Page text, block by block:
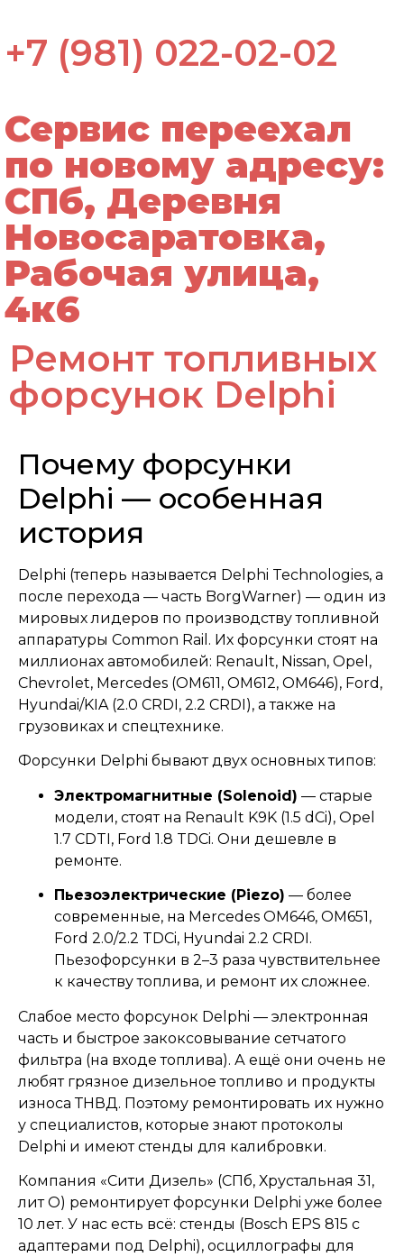
+7 (981) 022-02-02
Сервис переехал
по новому адресу:
СПб, Деревня
Новосаратовка,
Рабочая улица,
4к6
Ремонт топливных
форсунок Delphi
Почему форсунки
Delphi — особенная
история
Delphi (теперь называется Delphi Technologies, а
после перехода — часть BorgWarner) — один из
мировых лидеров по производству топливной
аппаратуры Common Rail. Их форсунки стоят на
миллионах автомобилей: Renault, Nissan, Opel,
Chevrolet, Mercedes (OM611, OM612, OM646), Ford,
Hyundai/KIA (2.0 CRDI, 2.2 CRDI), а также на
грузовиках и спецтехнике.
Форсунки Delphi бывают двух основных типов:
Электромагнитные (Solenoid) — старые
модели, стоят на Renault K9K (1.5 dCi), Opel
1.7 CDTI, Ford 1.8 TDCi. Они дешевле в
ремонте.
Пьезоэлектрические (Piezo) — более
современные, на Mercedes OM646, OM651,
Ford 2.0/2.2 TDCi, Hyundai 2.2 CRDI.
Пьезофорсунки в 2–3 раза чувствительнее
к качеству топлива, и ремонт их сложнее.
Слабое место форсунок Delphi — электронная
часть и быстрое закоксовывание сетчатого
фильтра (на входе топлива). А ещё они очень не
любят грязное дизельное топливо и продукты
износа ТНВД. Поэтому ремонтировать их нужно
у специалистов, которые знают протоколы
Delphi и имеют стенды для калибровки.
Компания «Сити Дизель» (СПб, Хрустальная 31,
лит О) ремонтирует форсунки Delphi уже более
10 лет. У нас есть всё: стенды (Bosch EPS 815 с
адаптерами под Delphi), осциллографы для